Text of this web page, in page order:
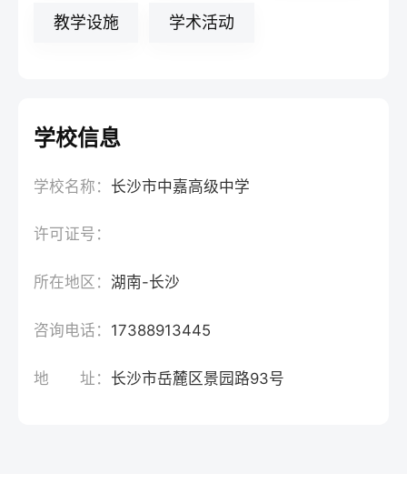
教学设施 学术活动
学校信息
学校名称： 长沙市中嘉高级中学
许可证号：
所在地区：湖南-长沙
咨询电话： 17388913445
地 址： 长沙市岳麓区景园路93号